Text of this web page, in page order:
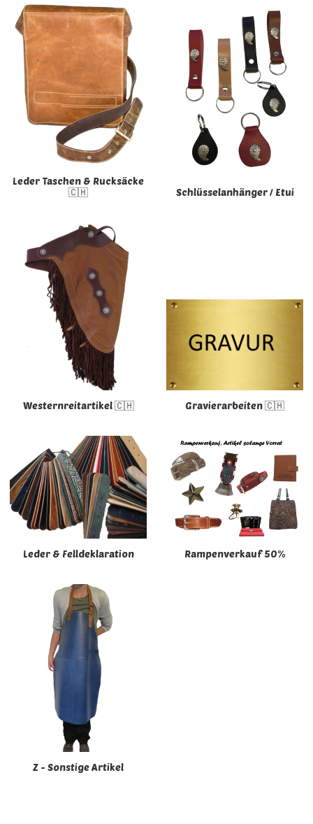
Leder Taschen & Rucksäcke
🇨🇭
Schlüsselanhänger / Etui
Westernreitartikel 🇨🇭 Gravierarbeiten 🇨🇭
Leder & Felldeklaration Rampenverkauf 50%
Z - Sonstige Artikel